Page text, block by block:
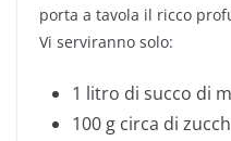
porta a tavola il ricco
Vi serviranno solo:
1 litro di succo di
100 g circa di